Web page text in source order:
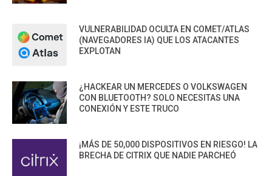
VULNERABILIDAD OCULTA EN COMET/ATLAS
(NAVEGADORES IA) QUE LOS ATACANTES
EXPLOTAN
¿HACKEAR UN MERCEDES O VOLKSWAGEN
CON BLUETOOTH? SOLO NECESITAS UNA
CONEXIÓN Y ESTE TRUCO
¡MÁS DE 50,000 DISPOSITIVOS EN RIESGO! LA
BRECHA DE CITRIX QUE NADIE PARCHEÓ